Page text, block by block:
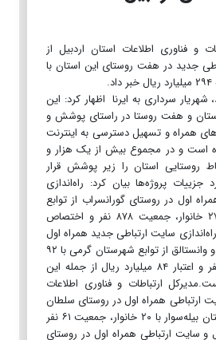
و فناوری اطلاعات استان اردبیل از
جدید در هفت روستای این استان با
شهریار سرداری به ایرنا اظهار کرد: این
و هفت روستا در راستای پوشش و
همراه و تسهیل دسترسی به اینترنت
است و در مجموع بیش از یک هزار و
نقاط روستایی استان را زیر پوشش قرار
پروژه‌ها بیان کرد: راه‌اندازی
اول در روستای گورانسراب از توابع
شهرستان خلخال با ۲۷۱ خانوار، جمعیت ۸۷۸ نفر و اختصاص
ریال، راه‌اندازی سایت ارتباطی جدید همراه اول
در روستاهای داشدیبی و وانستالق از توابع شهرستان گرمی با ۹۲
خانوار، جمعیت ۳۰۵ نفر و اعتبار ۸۴ میلیارد ریال از جمله این
ارتباطات و فناوری اطلاعات
ارتباطی همراه اول در روستای سلطان
قشلاقی از توابع شهرستان بیله‌سوار با ۲۰ خانوار، جمعیت ۶۱ نفر
ریال و سایت ارتباطی همراه اول در روستای